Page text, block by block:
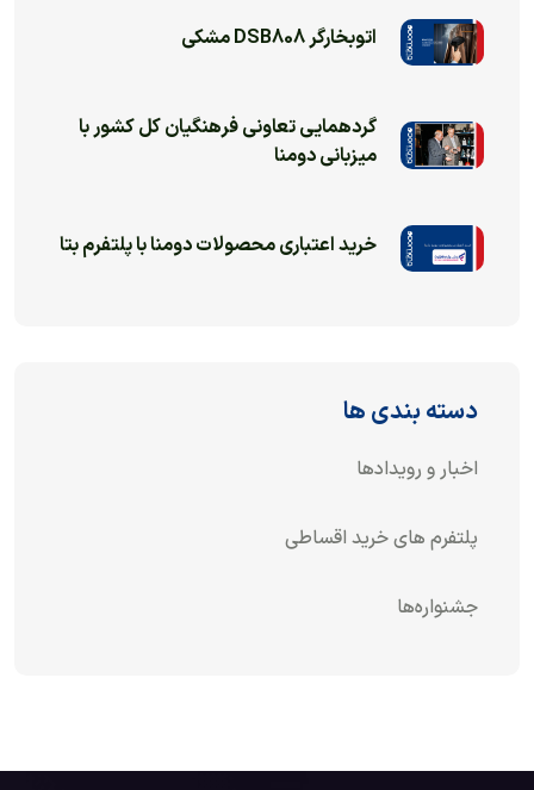
اتوبخارگر DSB808 مشکی
گردهمایی تعاونی فرهنگیان کل کشور با
میزبانی دومنا
خرید اعتباری محصولات دومنا با پلتفرم بتا
دسته بندی ها
اخبار و رویدادها
پلتفرم های خرید اقساطی
جشنواره‌ها